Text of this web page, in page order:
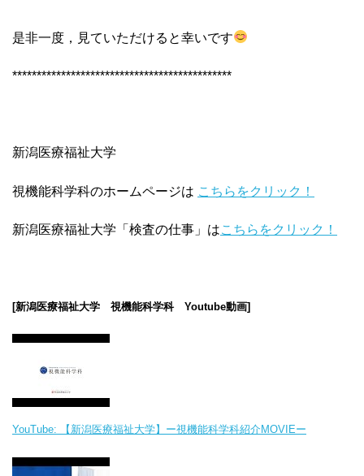
是非一度，見ていただけると幸いです
*********************************************
新潟医療福祉大学
視機能科学科のホームページは こちらをクリック！
新潟医療福祉大学「検査の仕事」はこちらをクリック！
[新潟医療福祉大学 視機能科学科 Youtube動画]
YouTube: 【新潟医療福祉大学】ー視機能科学科紹介MOVIEー